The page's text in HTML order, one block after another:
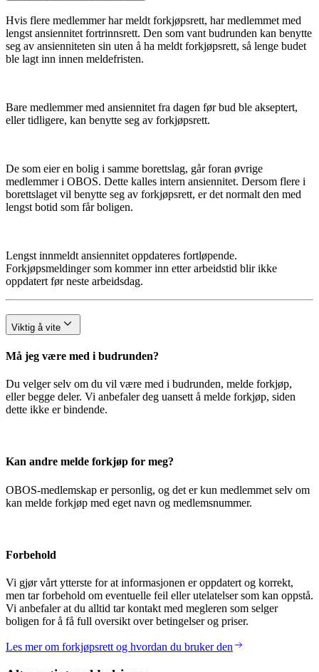
Hvis flere medlemmer har meldt forkjøpsrett, har medlemmet med
lengst ansiennitet fortrinnsrett. Den som vant budrunden kan benytte
seg av ansienniteten sin uten å ha meldt forkjøpsrett, så lenge budet
ble lagt inn innen meldefristen.
Bare medlemmer med ansiennitet fra dagen før bud ble akseptert,
eller tidligere, kan benytte seg av forkjøpsrett.
De som eier en bolig i samme borettslag, går foran øvrige
medlemmer i OBOS. Dette kalles intern ansiennitet. Dersom flere i
borettslaget vil benytte seg av forkjøpsrett, er det normalt den med
lengst botid som får boligen.
Lengst innmeldt ansiennitet oppdateres fortløpende.
Forkjøpsmeldinger som kommer inn etter arbeidstid blir ikke
oppdatert før neste arbeidsdag.
Viktig å vite
Må jeg være med i budrunden?
Du velger selv om du vil være med i budrunden, melde forkjøp,
eller begge deler. Vi anbefaler deg uansett å melde forkjøp, siden
dette ikke er bindende.
Kan andre melde forkjøp for meg?
OBOS-medlemskap er personlig, og det er kun medlemmet selv om
kan melde forkjøp med eget navn og medlemsnummer.
Forbehold
Vi gjør vårt ytterste for at informasjonen er oppdatert og korrekt,
men tar forbehold om eventuelle feil eller utelatelser som kan oppstå.
Vi anbefaler at du alltid tar kontakt med megleren som selger
boligen for å få full oversikt over betingelser og priser.
Les mer om forkjøpsrett og hvordan du bruker den